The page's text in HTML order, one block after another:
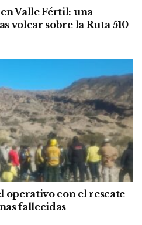
Valle Fértil: una
volcar sobre la Ruta 510
operativo con el rescate
fallecidas